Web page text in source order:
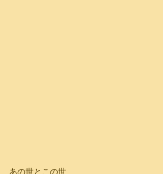
あの世とこの世